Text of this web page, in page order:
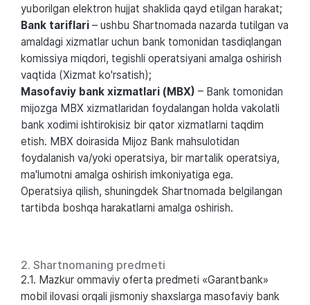
yuborilgan elektron hujjat shaklida qayd etilgan harakat;
Bank tariflari – ushbu Shartnomada nazarda tutilgan va
amaldagi xizmatlar uchun bank tomonidan tasdiqlangan
komissiya miqdori, tegishli operatsiyani amalga oshirish
vaqtida (Xizmat ko'rsatish);
Masofaviy bank xizmatlari (MBX) – Bank tomonidan
mijozga MBX xizmatlaridan foydalangan holda vakolatli
bank xodimi ishtirokisiz bir qator xizmatlarni taqdim
etish. MBX doirasida Mijoz Bank mahsulotidan
foydalanish va/yoki operatsiya, bir martalik operatsiya,
ma'lumotni amalga oshirish imkoniyatiga ega.
Operatsiya qilish, shuningdek Shartnomada belgilangan
tartibda boshqa harakatlarni amalga oshirish.
2. Shartnomaning predmeti
2.1. Mazkur ommaviy oferta predmeti «Garantbank»
mobil ilovasi orqali jismoniy shaxslarga masofaviy bank